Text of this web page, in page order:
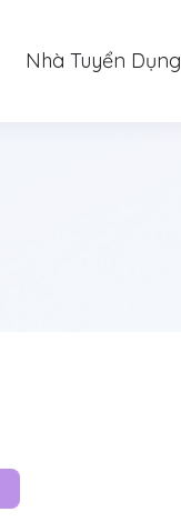
Nhà Tuyển Dụng